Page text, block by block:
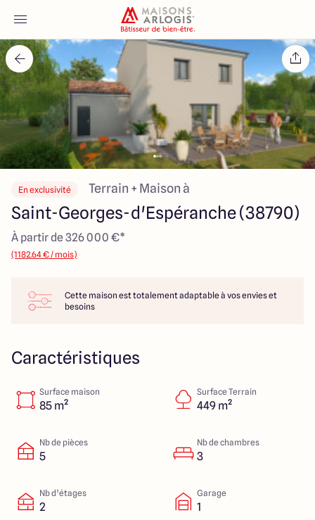
Accueil
Nos maisons
Nos annonces
Votre projet
Qui sommes-nous
Maisons ARLOGIS Lyon Est
4.9
En exclusivité Terrain + Maison à
Saint-Georges-d'Espéranche (38790)
À partir de 326 000 €*
(1182.64 € / mois)
Cette maison est totalement adaptable à vos envies et
besoins
Caractéristiques
Surface maison
85 m²
Surface Terrain
449 m²
Nb de pièces
5
Nb de chambres
3
Nb d’étages
2
Garage
1